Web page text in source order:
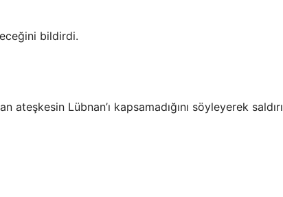
bildirdi.
ateşkesin Lübnan’ı kapsamadığını söyleyerek saldırı